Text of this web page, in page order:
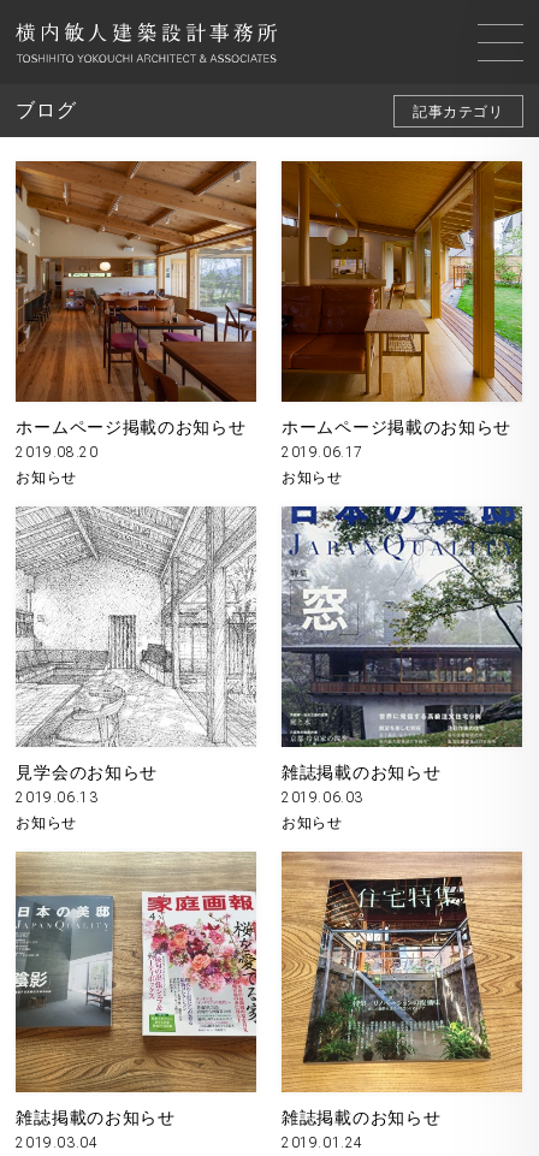
ブログ 記事カテゴリ
ホームページ掲載のお知らせ
2019.08.20
お知らせ
ホームページ掲載のお知らせ
2019.06.17
お知らせ
見学会のお知らせ
2019.06.13
お知らせ
雑誌掲載のお知らせ
2019.06.03
お知らせ
雑誌掲載のお知らせ
2019.03.04
雑誌掲載のお知らせ
2019.01.24